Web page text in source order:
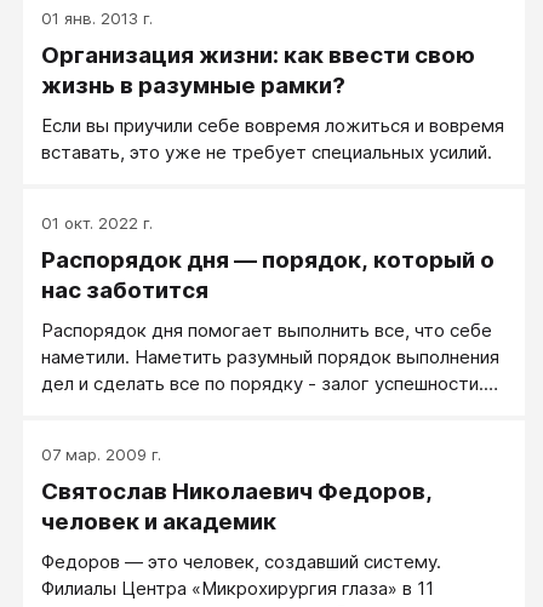
расходах». Этот президент, который широко
известен в свое стране под прозвищем Эль Пепе,
действительно являет собой пример необычной
редкое качество для политика любого толка.
01 янв. 2013 г.
Организация жизни: как ввести свою
жизнь в разумные рамки?
Если вы приучили себе вовремя ложиться и вовремя
вставать, это уже не требует специальных усилий.
01 окт. 2022 г.
Распорядок дня — порядок, который о
нас заботится
Распорядок дня помогает выполнить все, что себе
наметили. Наметить разумный порядок выполнения
дел и сделать все по порядку - залог успешности.
ложится "завтра" или под утро, быстро теряют
жизненную энергию и бодрость. У кого-то хватает
здоровья быть совой, но платить за это приходится:
легко узнать по бледным, а потом зеленоватым
лицам), уходит эмоциональная уравновешенность,
07 мар. 2009 г.
Святослав Николаевич Федоров,
человек и академик
Федоров — это человек, создавший систему.
Филиалы Центра «Микрохирургия глаза» в 11